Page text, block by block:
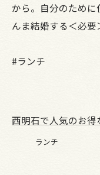
から。自分のため
んま結婚する＜必要
#ランチ
西明石で人気のお得
ランチ